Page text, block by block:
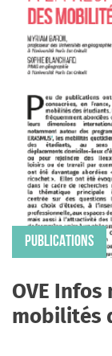
PUBLICATIONS
OVE Infos
mobilités